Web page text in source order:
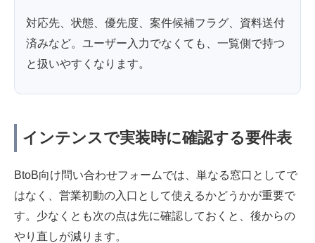
対応先、状態、優先度、案件候補フラグ、資料送付
済みなど。ユーザー入力でなくても、一覧側で持つ
と扱いやすくなります。
インテンスで実装時に確認する要件表
BtoB向け問い合わせフォームでは、単なる窓口としてで
はなく、営業初動の入口として使えるかどうかが重要で
す。少なくとも次の点は先に確認しておくと、後からの
やり直しが減ります。